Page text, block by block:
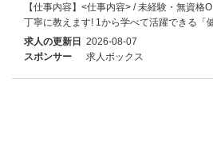
【仕事内容】<仕事内容> / 未経験・無資格
丁寧に教えます! 1から学べて活躍できる「
求人の更新日 2026-08-07
スポンサー
求人ボックス